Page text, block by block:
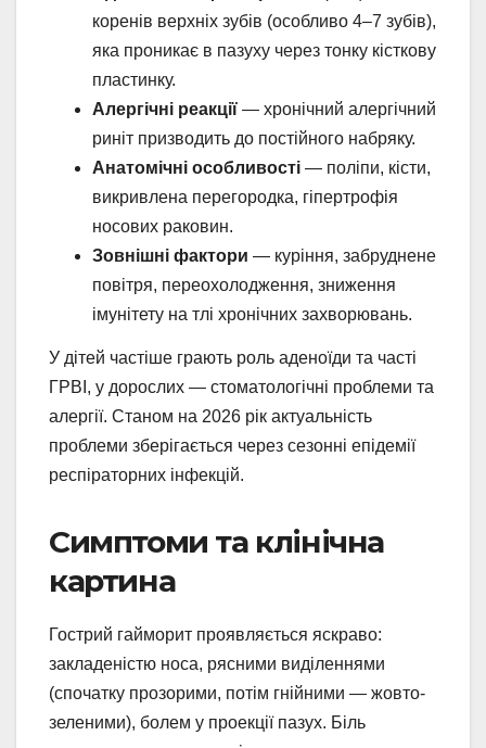
коренів верхніх зубів (особливо 4–7 зубів),
яка проникає в пазуху через тонку кісткову
пластинку.
Алергічні реакції — хронічний алергічний
риніт призводить до постійного набряку.
Анатомічні особливості — поліпи, кісти,
викривлена перегородка, гіпертрофія
носових раковин.
Зовнішні фактори — куріння, забруднене
повітря, переохолодження, зниження
імунітету на тлі хронічних захворювань.
У дітей частіше грають роль аденоїди та часті
ГРВІ, у дорослих — стоматологічні проблеми та
алергії. Станом на 2026 рік актуальність
проблеми зберігається через сезонні епідемії
респіраторних інфекцій.
Симптоми та клінічна
картина
Гострий гайморит проявляється яскраво:
закладеністю носа, рясними виділеннями
(спочатку прозорими, потім гнійними — жовто-
зеленими), болем у проекції пазух. Біль